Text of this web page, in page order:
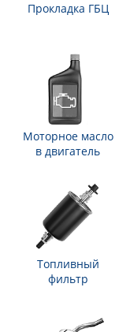
Прокладка ГБЦ
Моторное масло
в двигатель
Топливный
фильтр